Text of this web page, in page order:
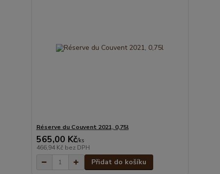
Réserve du Couvent 2021, 0,75l
565,00 Kč/ks
466,94 Kč bez DPH
Přidat do košíku